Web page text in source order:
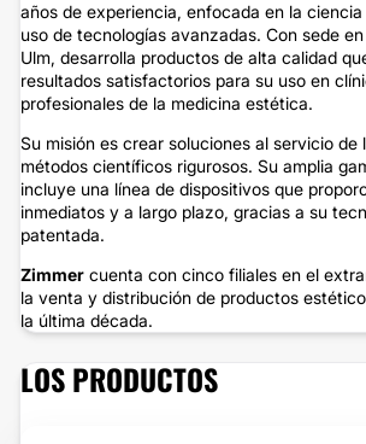
años de experiencia, enfocada en la
uso de tecnologías avanzadas. Con sede
Ulm, desarrolla productos de alta calidad
resultados satisfactorios para su uso en
profesionales de la medicina estética.
Su misión es crear soluciones al servicio de
métodos científicos rigurosos. Su amplia
incluye una línea de dispositivos que
inmediatos y a largo plazo, gracias a su
patentada.
Zimmer cuenta con cinco filiales en el
la venta y distribución de productos
la última década.
LOS PRODUCTOS